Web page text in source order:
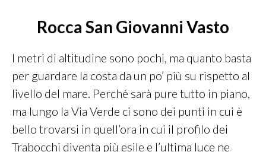
Rocca San Giovanni Vasto
I metri di altitudine sono pochi, ma quanto basta
per guardare la costa da un po’ più su rispetto al
livello del mare. Perché sarà pure tutto in piano,
ma lungo la Via Verde ci sono dei punti in cui è
bello trovarsi in quell’ora in cui il profilo dei
Trabocchi diventa più esile e l’ultima luce ne